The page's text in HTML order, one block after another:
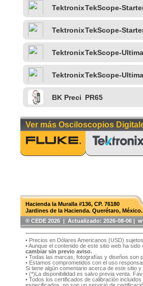
TektronixTekScope-
TektronixTekScope-
TektronixTekScope-
TektronixTekScope-
BK Preci PR65
Ver más Osciloscopios
Hacienda la Muralla #136, CP. 76180
Jardines de la Hacienda. Querétaro, México.
®️ CEDE 2026 | Actualizado: 2026-08-06 |
• Precios en Dólares Americanos (USD)
• Aunque el contenido de este sitio web ha
cambiar sin previo aviso.
• Todas las marcas, fotografías y diseños son
• Estamos comprometidos con el uso
Si tiene algún comentario acerca de este sitio
• (*)La disponibilidad es salvo previa venta.
• Todos los certificados de calibración
especificados, no son un servició de